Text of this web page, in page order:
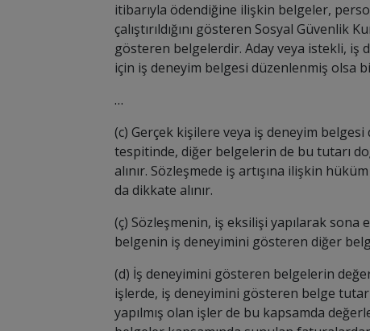
itibarıyla ödendiğine ilişkin belgeler,
çalıştırıldığını gösteren Sosyal
gösteren belgelerdir. Aday veya istekli, iş
için iş deneyim belgesi düzenlenmiş olsa
…
(c) Gerçek kişilere veya iş deneyim
tespitinde, diğer belgelerin de bu tutarı
alınır. Sözleşmede iş artışına ilişkin
da dikkate alınır.
(ç) Sözleşmenin, iş eksilişi yapılarak sona
belgenin iş deneyimini gösteren diğer
(d) İş deneyimini gösteren belgelerin
işlerde, iş deneyimini gösteren belge
yapılmış olan işler de bu kapsamda